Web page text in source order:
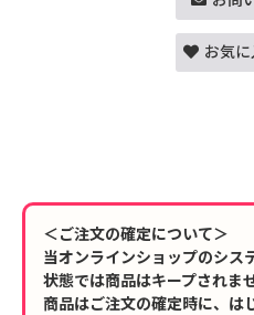
お気
＜ご注文の確定について＞
当オンラインショップのシス
状態では商品はキープされませ
商品はご注文の確定時に、は